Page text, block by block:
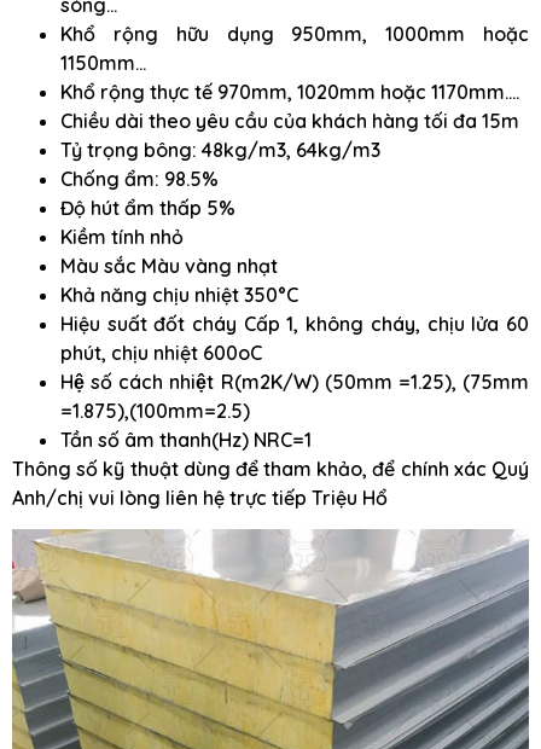
Khổ rộng hữu dụng 950mm, 1000mm hoặc
1150mm…
Khổ rộng thực tế 970mm, 1020mm hoặc 1170mm….
Chiều dài theo yêu cầu của khách hàng tối đa 15m
Tỷ trọng bông: 48kg/m3, 64kg/m3
Chống ẩm: 98.5%
Độ hút ẩm thấp 5%
Kiềm tính nhỏ
Màu sắc Màu vàng nhạt
Khả năng chịu nhiệt 350°C
Hiệu suất đốt cháy Cấp 1, không cháy, chịu lửa 60
phút, chịu nhiệt 600oC
Hệ số cách nhiệt R(m2K/W) (50mm =1.25), (75mm
=1.875),(100mm=2.5)
Tần số âm thanh(Hz) NRC=1
Thông số kỹ thuật dùng để tham khảo, để chính xác Quý
Anh/chị vui lòng liên hệ trực tiếp Triệu Hổ